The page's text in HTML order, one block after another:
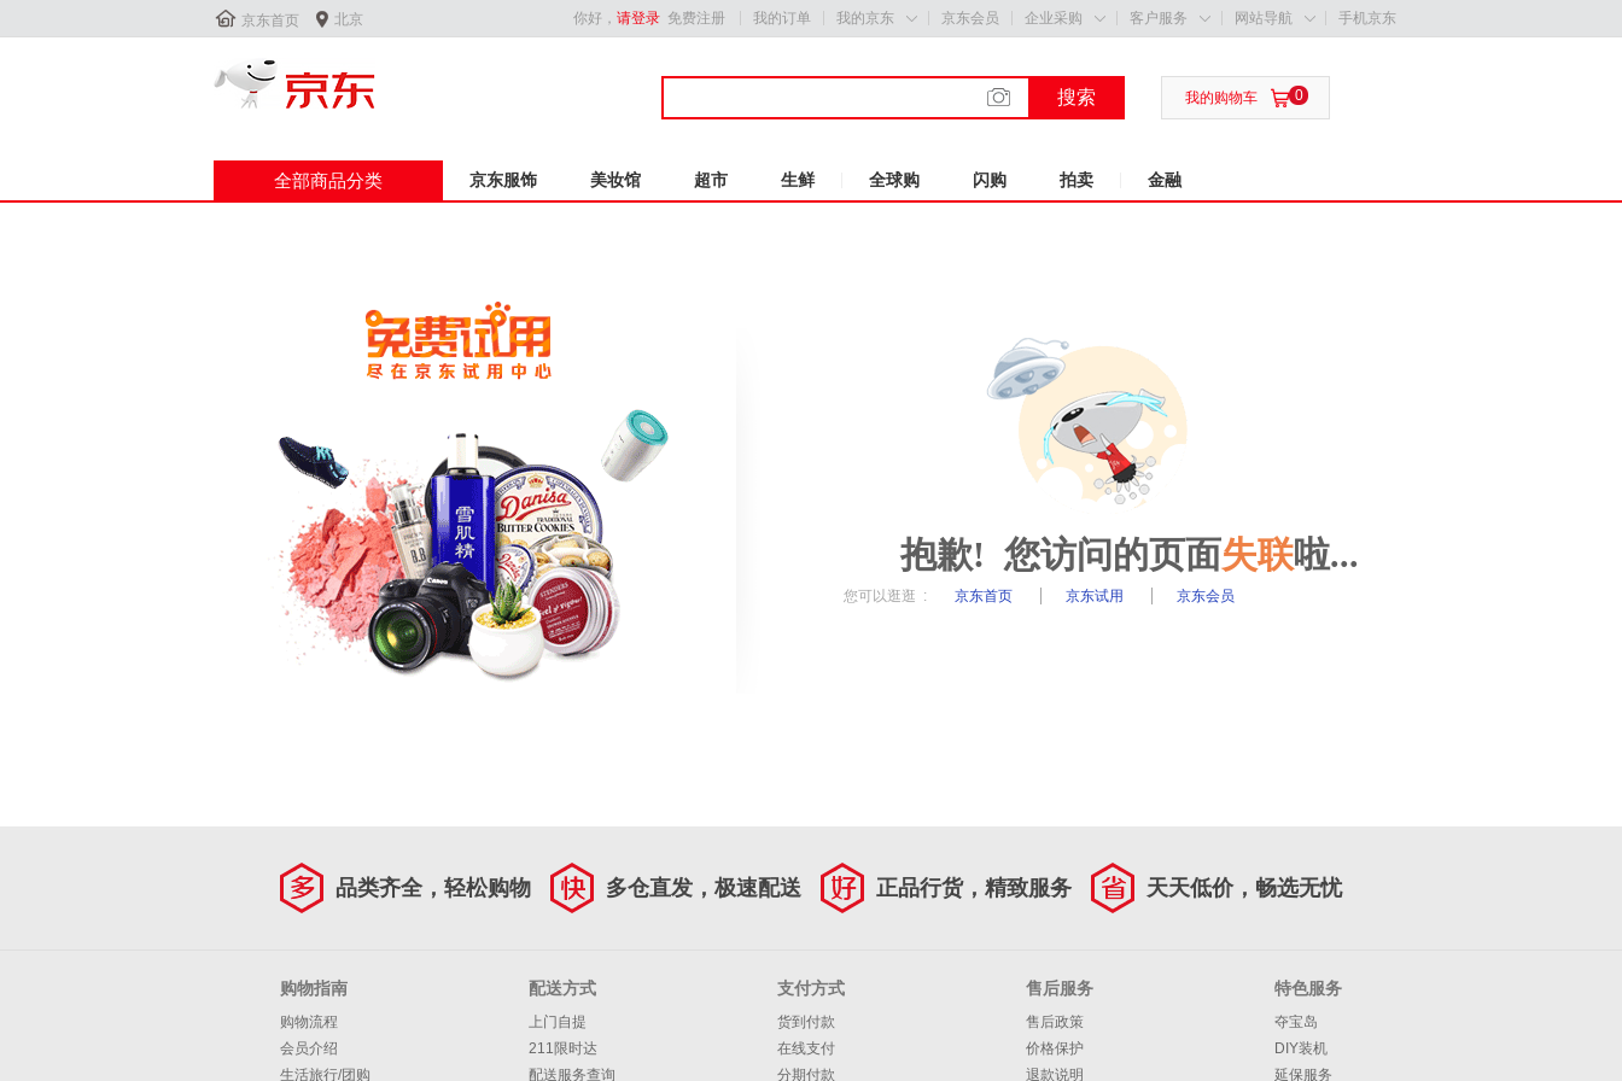
 京东首页  北京 你好， 请登录 免费注册 我的订单 我的京东  京东会员 企业采购  客户服务  网站导航  手机京东
搜索  0
我的购物车
全部商品分类 京东服饰 美妆馆 超市 生鲜 全球购 闪购 拍卖 金融
抱歉! 您访问的页面失联啦...
您可以逛逛 : 京东首页 京东试用 京东会员
品类齐全，轻松购物 多仓直发，极速配送 正品行货，精致服务 天天低价，畅选无忧
购物指南
购物流程
会员介绍
生活旅行/团购
配送方式
上门自提
211限时达
配送服务查询
支付方式
货到付款
在线支付
分期付款
售后服务
售后政策
价格保护
退款说明
特色服务
夺宝岛
DIY装机
延保服务